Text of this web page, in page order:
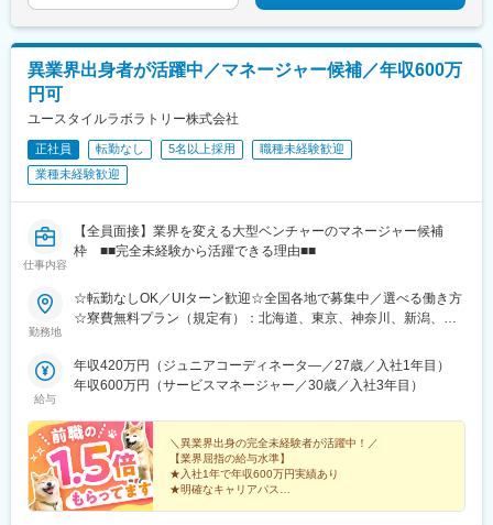
駅、新王寺駅、和歌山市駅、岡山駅前駅、倉敷市駅、横川一丁目
駅、稲荷町駅(広島県)、広島駅、福山駅、呉駅、銀山町駅、西条駅
駅(福岡県)、黒崎駅、西鉄久留米駅、戸畑駅、佐賀駅、八千代町
駅、水道町駅、新水前寺駅前駅、熊本駅前駅、古国府駅、宮崎
駅、高見橋駅、県庁前駅(沖縄県)、大通駅、榴ケ岡駅、あおば通
駅、南越谷駅、朝霞台駅、本川越駅、八木崎駅、京成西船駅、本
前駅、西松本駅、市役所前駅(長野県)、岐阜駅、新静岡駅、浜松
駅、近鉄名古屋駅、千種駅、東別院駅、近鉄四日市駅、大津駅、
天王寺駅前駅、福島駅(大阪環状線)、西中島南方駅、ＪＲ淡路駅、
昭和町駅(大阪府)、枚方公園駅、大阪ビジネスパーク駅、本町駅、
駅、横川駅、的場町駅、高松駅(香川県)、西鉄福岡駅、祇園駅(福
岡県)、平和通駅、黒崎駅前駅、長崎駅前駅、通町筋駅、新水前寺
条駅、仙台駅、仙台駅(地下鉄)、川越市駅、新千葉駅、栄町駅(千
葉県)、京成八幡駅、末広町駅(東京都)、府中競馬正門前駅、馬車
道駅、梶が谷駅、反町駅、電鉄富山駅・エスタ前駅、北松本駅、
日吉町駅、第一通り駅、太閤通駅、車道駅、四日市駅、びわ湖浜
大津駅、大宮駅(京都府)、清水五条駅、西大路三条駅、桃山駅、阿
異業界出身者が活躍中／マネージャー候補／年収600万
円可
ユースタイルラボラトリー株式会社
正社員 転勤なし 5名以上採用
職種未経験歓迎
業種未経験歓迎
仕事内容
【全員面接】業界を変える大型ベンチャーのマネージャー候補
枠 ■■完全未経験から活躍できる理由■■
勤務地
☆転勤なしOK／UIターン歓迎☆全国各地で募集中／選べる働き方
☆寮費無料プラン（規定有）：北海道、東京、神奈川、新潟、三
ス】◇地元採用・転勤なし可■東北／北海道、青森、岩手、宮城、
山形、福島■関東甲信越／茨城、栃木、群馬、埼玉、千葉、東京、
■関西／滋賀、京都、大阪、兵庫、奈良、和歌山■中国・四国／岡
山、広島、山口、徳島、香川、愛媛、高知■九州／福岡、佐賀、長
崎、熊本、大分、宮崎、鹿児島、沖縄☆江戸川・川崎・湘南・川
越・香川・徳島・青森・多摩川にて新規オープン★別事業へのキ
ャリアチェンジによる昇格可能☆ページ下部「勤務地の一例」も
ご参照ください【2／全国マネージャーコース】◆全国募集／引越
給与
年収420万円（ジュニアコーディネータ―／27歳／入社1年目）
年収600万円（サービスマネージャー／30歳／入社3年目）
＼異業界出身の完全未経験者が活躍中！／
【業界屈指の給与水準】
★入社1年で年収600万円実績あり
★明確なキャリアパス